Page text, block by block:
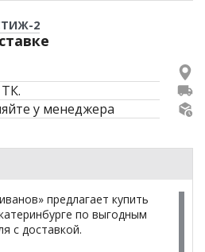
2
у менеджера
предлагает купить
по выгодным
с доставкой.